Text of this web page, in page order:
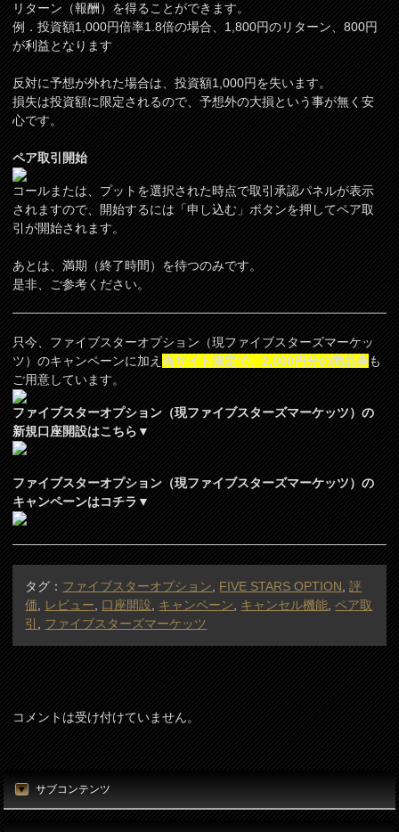
リターン（報酬）を得ることができます。
例．投資額1,000円倍率1.8倍の場合、1,800円のリターン、800円
が利益となります
反対に予想が外れた場合は、投資額1,000円を失います。
損失は投資額に限定されるので、予想外の大損という事が無く安
心です。
ペア取引開始
コールまたは、プットを選択された時点で取引承認パネルが表示
されますので、開始するには「申し込む」ボタンを押してペア取
引が開始されます。
あとは、満期（終了時間）を待つのみです。
是非、ご参考ください。
只今、ファイブスターオプション（現ファイブスターズマーケッ
ツ）のキャンペーンに加え当サイト限定で、2,000円分の商品券も
ご用意しています。
ファイブスターオプション（現ファイブスターズマーケッツ）の
新規口座開設はこちら▼
ファイブスターオプション（現ファイブスターズマーケッツ）の
キャンペーンはコチラ▼
タグ： ファイブスターオプション FIVE STARS OPTION ,評
価
レビュー 口座開設 キャンペーン キャンセル機能 ,ペア取
引
ファイブスターズマーケッツ
コメントは受け付けていません。
サブコンテンツ